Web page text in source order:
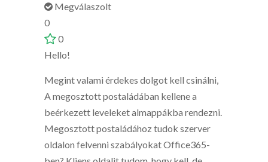
Megválaszolt
0
0
Hello!
Megint valami érdekes dolgot kell csinálni,
A megosztott postaládában kellene a
beérkezett leveleket almappákba rendezni.
Megosztott postaládához tudok szerver
oldalon felvenni szabályokat Office365-